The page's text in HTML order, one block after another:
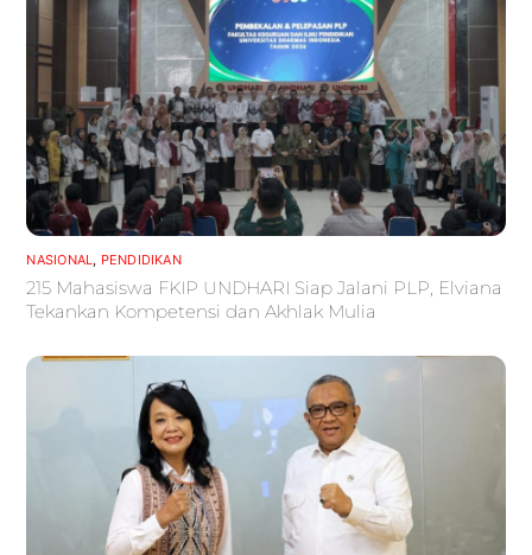
NASIONAL PENDIDIKAN
215 Mahasiswa FKIP UNDHARI Siap Jalani PLP, Elviana
Tekankan Kompetensi dan Akhlak Mulia